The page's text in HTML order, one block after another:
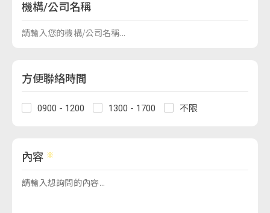
機構/公司名稱
方便聯絡時間
0900 - 1200 1300 - 1700 不限
內容